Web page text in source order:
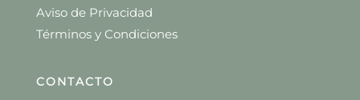
Aviso de Privacidad
Términos y Condiciones
CONTACTO